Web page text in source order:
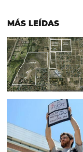
MÁS LEÍDAS
Imagen